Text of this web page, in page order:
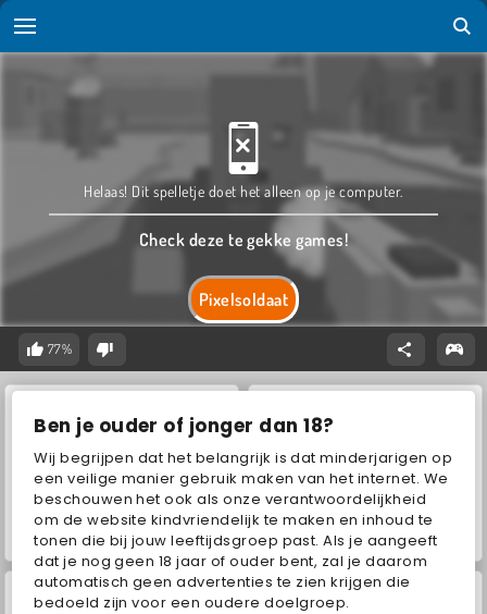
Ben je ouder of jonger dan 18?
Wij begrijpen dat het belangrijk is dat minderjarigen op
een veilige manier gebruik maken van het internet. We
beschouwen het ook als onze verantwoordelijkheid
om de website kindvriendelijk te maken en inhoud te
tonen die bij jouw leeftijdsgroep past. Als je aangeeft
dat je nog geen 18 jaar of ouder bent, zal je daarom
automatisch geen advertenties te zien krijgen die
bedoeld zijn voor een oudere doelgroep.
Pixelsoldaat
Helaas! Dit spelletje doet het alleen op je computer.
Check deze te gekke games!
77%
VegaMix Da Vinci Puzzles Car Parking City Duel